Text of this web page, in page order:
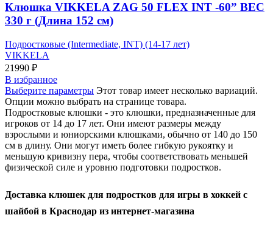
Клюшка VIKKELA ZAG 50 FLEX INT -60” ВЕС
330 г (Длина 152 см)
Подростковые (Intermediate, INT) (14-17 лет)
VIKKELA
21990 ₽
В избранное
Выберите параметры Этот товар имеет несколько вариаций.
Опции можно выбрать на странице товара.
Подростковые клюшки - это клюшки, предназначенные для
игроков от 14 до 17 лет. Они имеют размеры между
взрослыми и юниорскими клюшками, обычно от 140 до 150
см в длину. Они могут иметь более гибкую рукоятку и
меньшую кривизну пера, чтобы соответствовать меньшей
физической силе и уровню подготовки подростков.
Доставка клюшек для подростков для игры в хоккей с
шайбой в Краснодар из интернет-магазина